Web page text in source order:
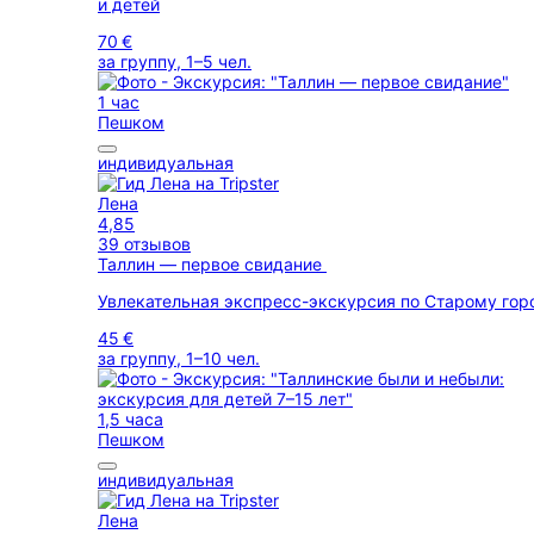
и детей
70 €
за группу, 1–5 чел.
1 час
Пешком
индивидуальная
Лена
4,85
39 отзывов
Таллин — первое свидание
Увлекательная экспресс-экскурсия по Старому
45 €
за группу, 1–10 чел.
1,5 часа
Пешком
индивидуальная
Лена